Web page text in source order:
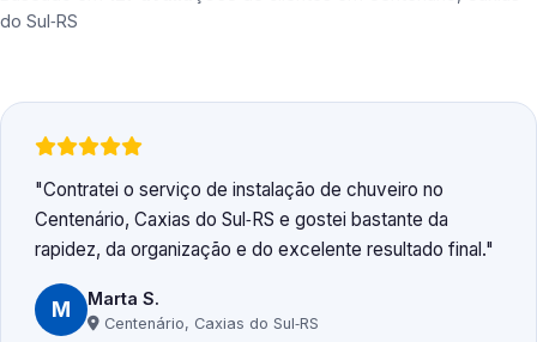
do Sul‑RS
Contratei o serviço de instalação de chuveiro no
Centenário, Caxias do Sul‑RS e gostei bastante da
rapidez, da organização e do excelente resultado final.
M Marta S.
Centenário, Caxias do Sul‑RS